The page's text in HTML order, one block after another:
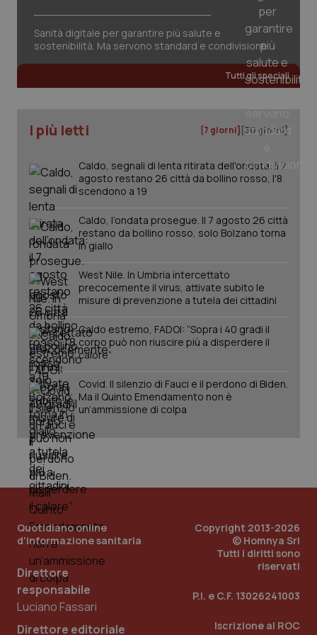
Sanità digitale per garantire più salute e
sostenibilità. Ma servono standard e condivisione
Tutti gli speciali
I più letti [7 giorni] [30 giorni]
Caldo, segnali di lenta ritirata dell'ondata: il 7
agosto restano 26 città da bollino rosso, l'8
scendono a 19
Caldo, l’ondata prosegue. Il 7 agosto 26 città
restano da bollino rosso, solo Bolzano torna
in giallo
West Nile. In Umbria intercettato
precocemente il virus, attivate subito le
misure di prevenzione a tutela dei cittadini
Caldo estremo, FADOI: “Sopra i 40 gradi il
corpo può non riuscire più a disperdere il
calore”
Covid. Il silenzio di Fauci e il perdono di Biden.
Ma il Quinto Emendamento non è
un’ammissione di colpa
Quotidiano online
d'informazione sanitaria
Direttore
responsabile
Luciano Fassari
Direttore editoriale
Copyright 2013-2026
© Homnya Srl
Tutti i diritti sono
riservati
P.I. e C.F. 13026241003
Iscrizione al ROC
www.quotidianosanita.it
tracking-sites-ironfish-
tracking-enable
www.quotidianosanita.it
session-id
_ga
Google LLC